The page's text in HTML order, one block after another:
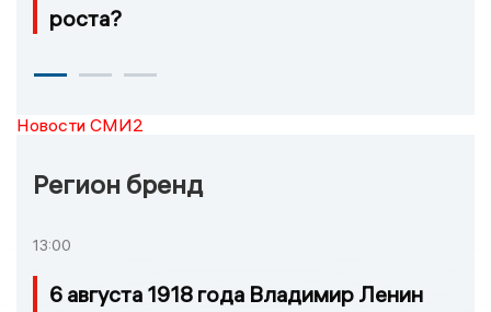
роста?
Новости СМИ2
Регион бренд
13:00
6 августа 1918 года Владимир Ленин